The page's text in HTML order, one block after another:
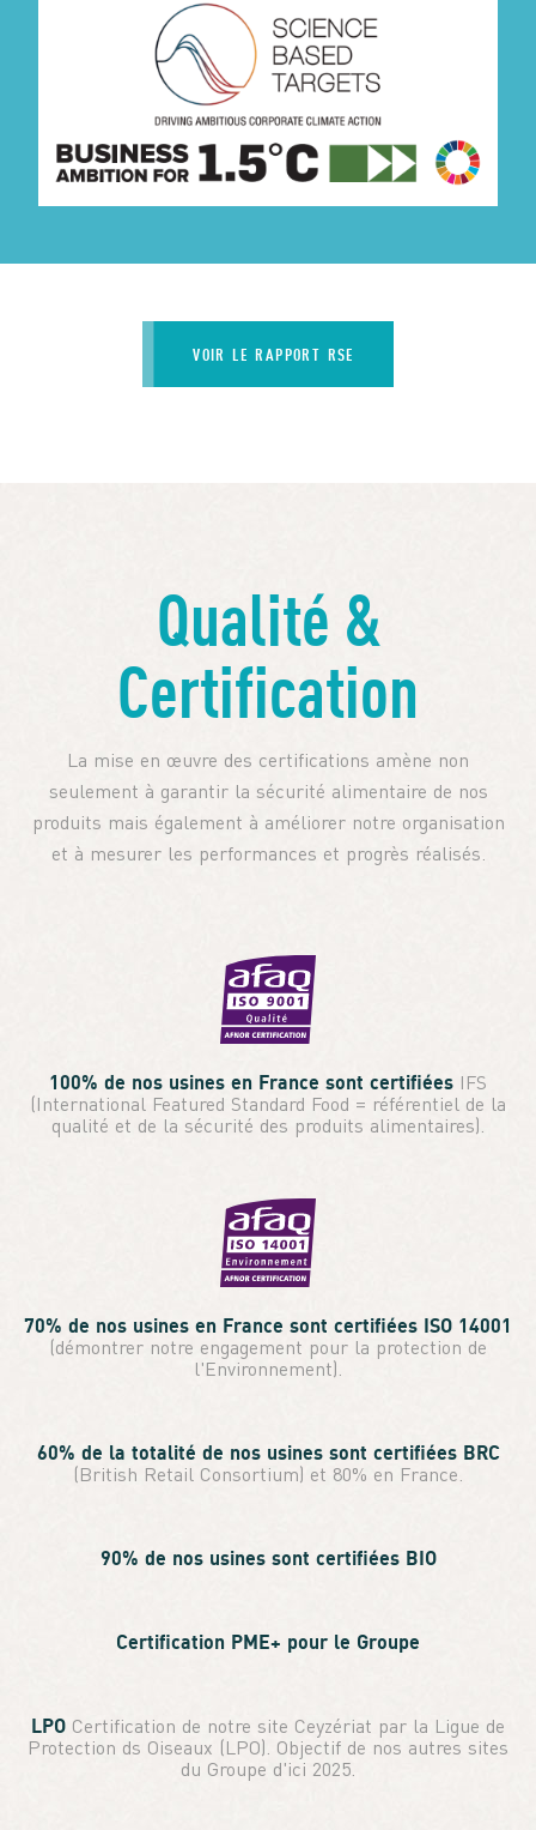
VOIR LE RAPPORT RSE
Qualité &
Certification
La mise en œuvre des certifications amène non
seulement à garantir la sécurité alimentaire de nos
produits mais également à améliorer notre organisation
et à mesurer les performances et progrès réalisés.
100% de nos usines en France sont certifiées
IFS
(International Featured Standard Food = référentiel de la
qualité et de la sécurité des produits alimentaires).
70% de nos usines en France sont certifiées ISO 14001
(démontrer notre engagement pour la protection de
l'Environnement).
60% de la totalité de nos usines sont certifiées BRC
(British Retail Consortium) et 80% en France.
90% de nos usines sont certifiées BIO
Certification PME+ pour le Groupe
LPO Certification de notre site Ceyzériat par la Ligue de
Protection ds Oiseaux (LPO). Objectif de nos autres sites
du Groupe d'ici 2025.